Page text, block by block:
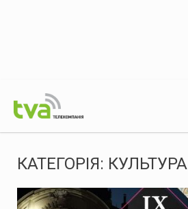
КАТЕГОРІЯ: КУЛЬТУРА